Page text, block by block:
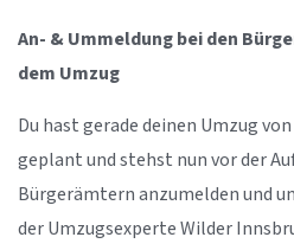
An- & Ummeldung bei den
dem Umzug
Du hast gerade deinen Umzug
geplant und stehst nun vor der
Bürgerämtern anzumelden und
der Umzugsexperte Wilder